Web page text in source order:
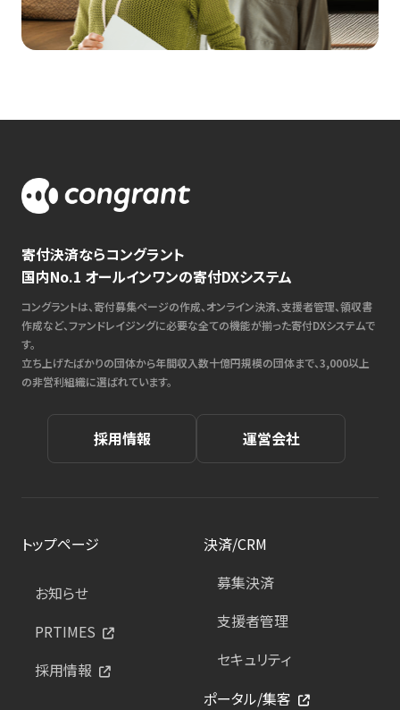
寄付決済ならコングラント
国内No.1 オールインワンの寄付DXシステム
コングラントは、寄付募集ページの作成、オンライン決済、支援者管理、領収書
作成など、ファンドレイジングに必要な全ての機能が揃った寄付DXシステムで
す。
立ち上げたばかりの団体から年間収入数十億円規模の団体まで、3,000以上
の非営利組織に選ばれています。
採用情報 運営会社
トップページ
お知らせ
PRTIMES
採用情報
決済/CRM
募集決済
支援者管理
セキュリティ
ポータル/集客